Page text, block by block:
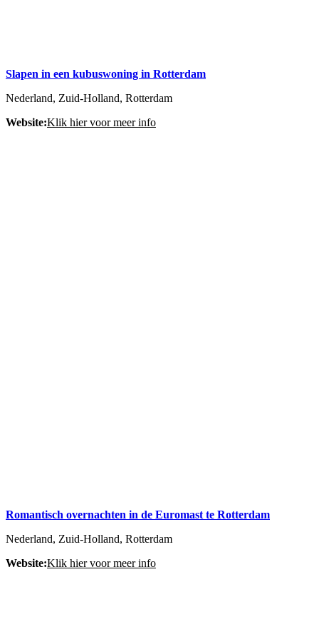
Slapen in een kubuswoning in Rotterdam
Nederland, Zuid-Holland, Rotterdam
Website:Klik hier voor meer info
Romantisch overnachten in de Euromast te Rotterdam
Nederland, Zuid-Holland, Rotterdam
Website:Klik hier voor meer info